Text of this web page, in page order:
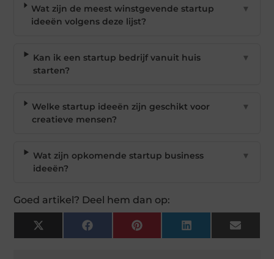
Wat zijn de meest winstgevende startup
ideeën volgens deze lijst?
▼
Kan ik een startup bedrijf vanuit huis
starten?
▼
Welke startup ideeën zijn geschikt voor
creatieve mensen?
▼
Wat zijn opkomende startup business
ideeën?
▼
Goed artikel? Deel hem dan op:
X
(Twitter)
Facebook Pinterest LinkedIn Email